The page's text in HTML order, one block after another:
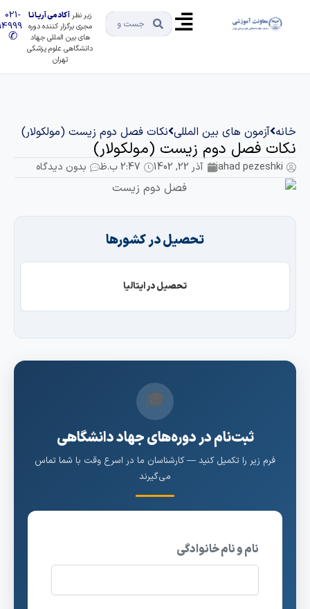
زیر نظرآکادمی آریـانـا
مجری برگزار کننده دوره
های بین المللی جهاد
دانشگاهی علوم پزشکی
021-
91494999
✆
آزمون های بین المللی نکات فصل دوم زیست (مولکولار)
فصل دوم زیست (مولکولار)
jahad pezeshki آذر 22, 1402 2:47 ب.ظ بدون دیدگاه
تحصیل در کشورها
تحصیل در ایتالیا
🎓
ثبت‌نام در دوره‌های جهاد دانشگاهی
فرم زیر را تکمیل کنید — کارشناسان ما در اسرع وقت با شما تماس
می‌گیرند
نام و نام خانوادگی